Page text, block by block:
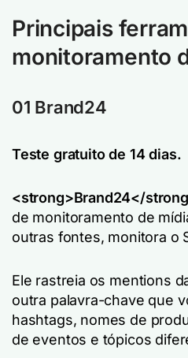
Principais
monitoramento
01 Brand24
Teste gratuito de 14 dias.
<strong>Brand24</
de monitoramento de
outras fontes, monitora o
Ele rastreia os mentions
outra palavra-chave que
hashtags, nomes de
de eventos e tópicos